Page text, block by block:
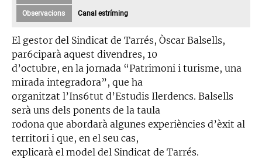
Observacions Canal estríming
El gestor del Sindicat de Tarrés, Òscar Balsells,
par6ciparà aquest divendres, 10
d’octubre, en la jornada “Patrimoni i turisme, una
mirada integradora”, que ha
organitzat l’Ins6tut d’Estudis Ilerdencs. Balsells
serà uns dels ponents de la taula
rodona que abordarà algunes experiències d’èxit al
territori i que, en el seu cas,
explicarà el model del Sindicat de Tarrés.